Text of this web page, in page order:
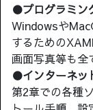
●プログラミン
Windowsや
するための
画面写真等も全
●インターネッ
第2章での各種